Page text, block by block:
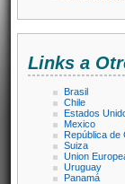
Links a
Brasil
Chile
Estados
Mexico
República de
Suiza
Union
Uruguay
Panamá